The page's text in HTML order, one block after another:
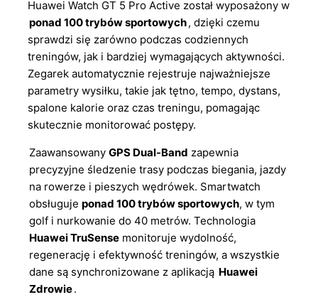
Huawei Watch GT 5 Pro Active został wyposażony w
ponad 100 trybów sportowych, dzięki czemu
sprawdzi się zarówno podczas codziennych
treningów, jak i bardziej wymagających aktywności.
Zegarek automatycznie rejestruje najważniejsze
parametry wysiłku, takie jak tętno, tempo, dystans,
spalone kalorie oraz czas treningu, pomagając
skutecznie monitorować postępy.
Zaawansowany GPS Dual-Band zapewnia
precyzyjne śledzenie trasy podczas biegania, jazdy
na rowerze i pieszych wędrówek. Smartwatch
obsługuje ponad 100 trybów sportowych, w tym
golf i nurkowanie do 40 metrów. Technologia
Huawei TruSense monitoruje wydolność,
regenerację i efektywność treningów, a wszystkie
dane są synchronizowane z aplikacją Huawei
Zdrowie.